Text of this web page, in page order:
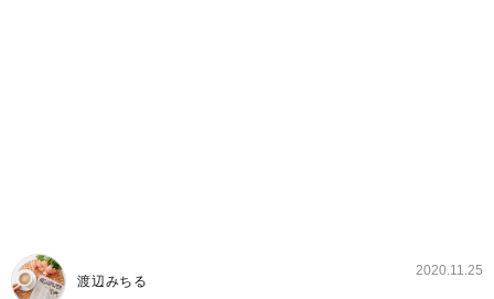
渡辺みちる
2020.11.25